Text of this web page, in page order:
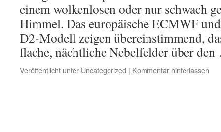
einem wolkenlosen oder nur schwach
Himmel. Das europäische ECMWF
D2-Modell zeigen übereinstimmend,
flache, nächtliche Nebelfelder über
Veröffentlicht unter Uncategorized | Kommentar hinterlassen